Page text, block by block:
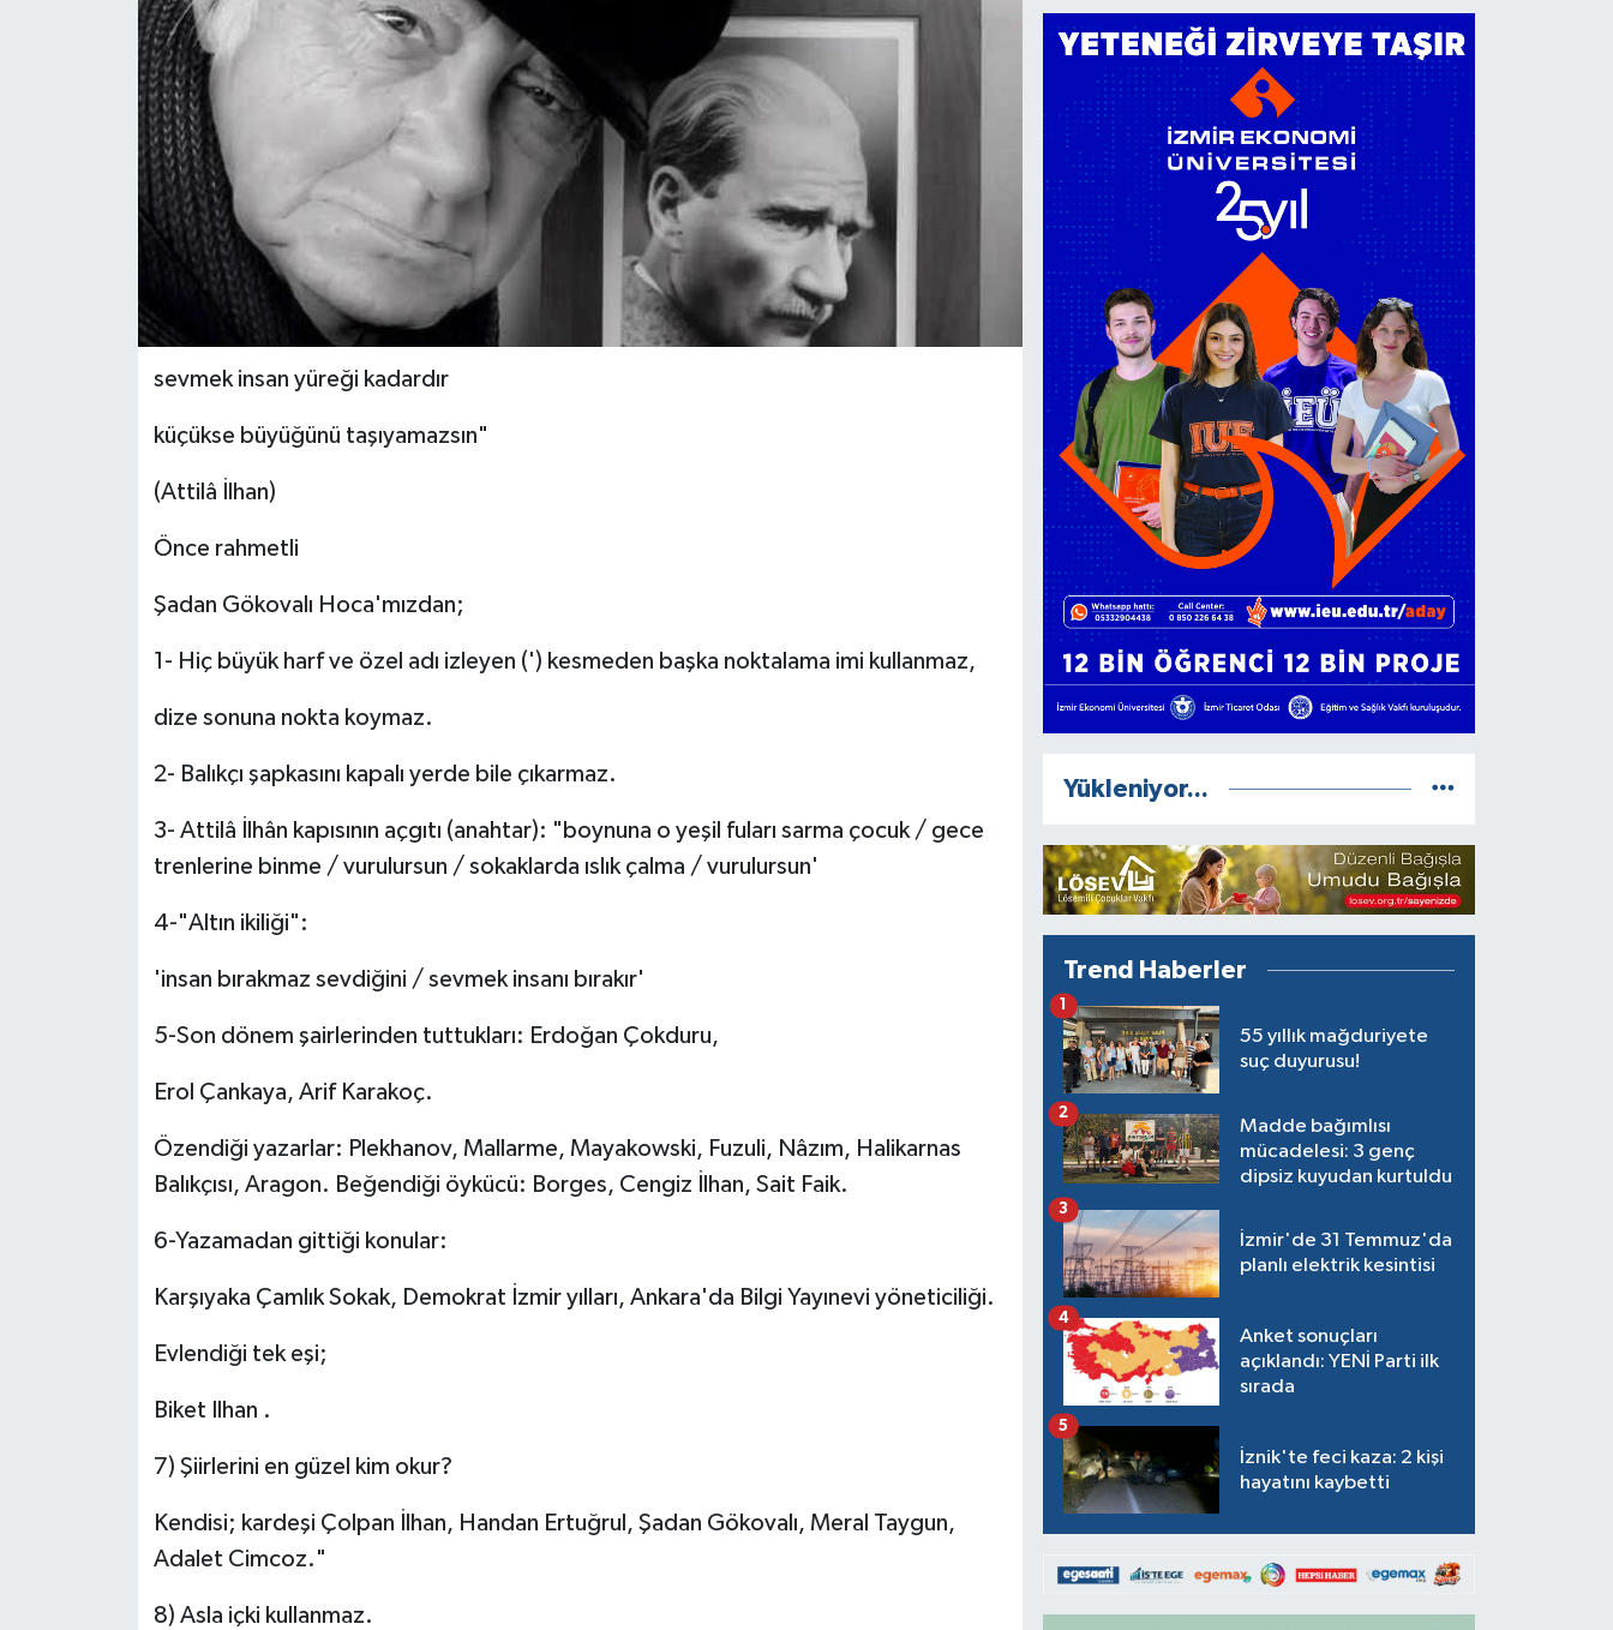
sevmek insan yüreği kadardır
küçükse büyüğünü taşıyamazsın"
(Attilâ İlhan)
Önce rahmetli
Şadan Gökovalı Hoca'mızdan;
1- Hiç büyük harf ve özel adı izleyen (') kesmeden başka noktalama imi kullanmaz,
dize sonuna nokta koymaz.
2- Balıkçı şapkasını kapalı yerde bile çıkarmaz.
3- Attilâ İlhân kapısının açgıtı (anahtar): "boynuna o yeşil fuları sarma çocuk / gece
trenlerine binme / vurulursun / sokaklarda ıslık çalma / vurulursun'
4-"Altın ikiliği":
'insan bırakmaz sevdiğini / sevmek insanı bırakır'
5-Son dönem şairlerinden tuttukları: Erdoğan Çokduru,
Erol Çankaya, Arif Karakoç.
Özendiği yazarlar: Plekhanov, Mallarme, Mayakowski, Fuzuli, Nâzım, Halikarnas
Balıkçısı, Aragon. Beğendiği öykücü: Borges, Cengiz İlhan, Sait Faik.
6-Yazamadan gittiği konular:
Karşıyaka Çamlık Sokak, Demokrat İzmir yılları, Ankara'da Bilgi Yayınevi yöneticiliği.
Evlendiği tek eşi;
Biket Ilhan .
7) Şiirlerini en güzel kim okur?
Kendisi; kardeşi Çolpan İlhan, Handan Ertuğrul, Şadan Gökovalı, Meral Taygun,
Adalet Cimcoz."
8) Asla içki kullanmaz.
Yükleniyor...
Trend Haberler
55 yıllık mağduriyete
suç duyurusu!
1
Madde bağımlısı
mücadelesi: 3 genç
dipsiz kuyudan kurtuldu
2
İzmir'de 31 Temmuz'da
planlı elektrik kesintisi
3
Anket sonuçları
açıklandı: YENİ Parti ilk
sırada
4
İznik'te feci kaza: 2 kişi
hayatını kaybetti
5